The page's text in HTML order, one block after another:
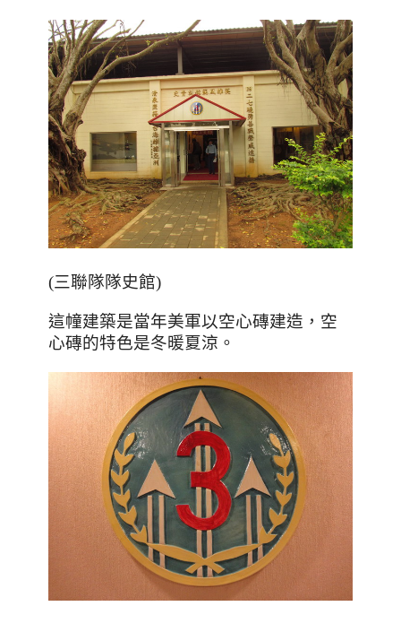
(三聯隊隊史館)
這幢建築是當年美軍以空心磚建造，空
心磚的特色是冬暖夏涼。